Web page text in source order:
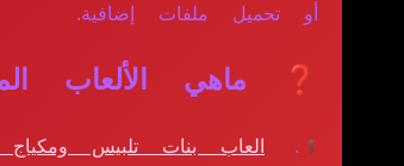
أو تحميل ملفات إضافية.
❓ ماهي الألعاب
العاب بنات تلبيس ومكياج